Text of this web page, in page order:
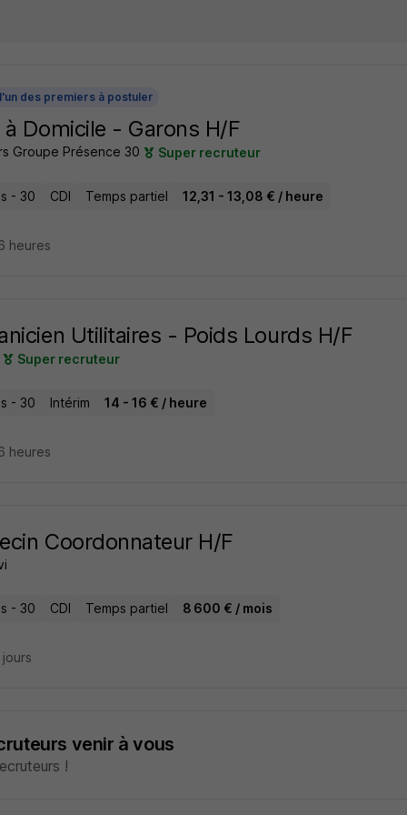
des premiers à postuler
à Domicile - Garons H/F
Groupe Présence 30 Super recruteur
- 30 CDI Temps partiel 12,31 - 13,08 € / heure
heures
Utilitaires - Poids Lourds H/F
Super recruteur
- 30 Intérim 14 - 16 € / heure
heures
Coordonnateur H/F
- 30 CDI Temps partiel 8 600 € / mois
venir à vous
!